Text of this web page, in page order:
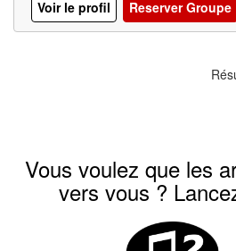
Voir le profil
Reserver Groupe
Vous voulez que les
vers vous ?